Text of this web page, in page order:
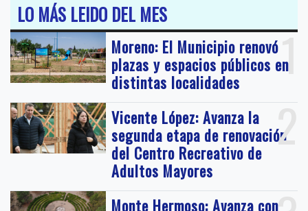
LO MÁS LEIDO DEL MES
1
Moreno: El Municipio renovó
plazas y espacios públicos en
distintas localidades
2
Vicente López: Avanza la
segunda etapa de renovación
del Centro Recreativo de
Adultos Mayores
Monte Hermoso: Avanza con